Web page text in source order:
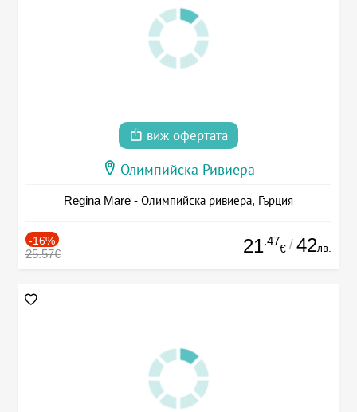
виж офертата
Олимпийска Ривиера
Regina Mare - Олимпийска ривиера, Гърция
-16%
25.57€ 21.47
€ / 42лв.